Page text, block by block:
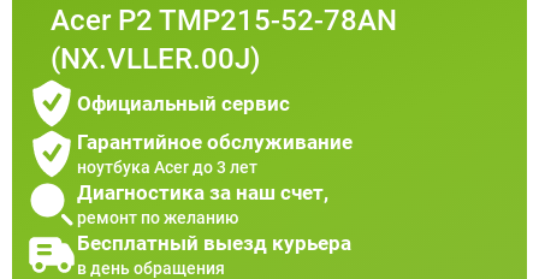
Acer P2 TMP215-52-78AN
(NX.VLLER.00J)
Официальный сервис
Гарантийное обслуживание
ноутбука Acer до 3 лет
Диагностика за наш счет,
ремонт по желанию
Бесплатный выезд курьера
в день обращения